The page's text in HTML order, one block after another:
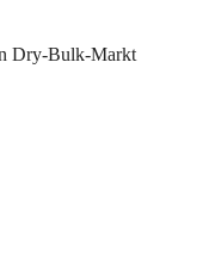
Dry-Bulk-Markt